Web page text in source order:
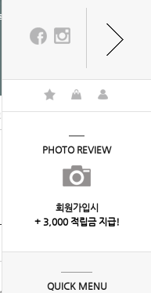
열지않음
센터 ㅣ
PHOTO REVIEW
회원가입시
+ 3,000 적립금 지급!
QUICK MENU